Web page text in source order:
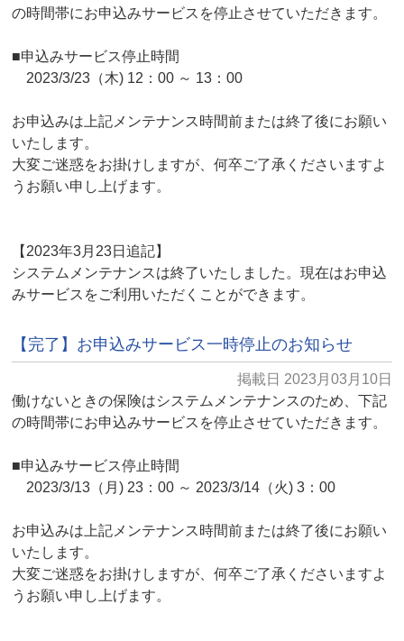
の時間帯にお申込みサービスを停止させていただきます。
■申込みサービス停止時間
2023/3/23（木) 12：00 ～ 13：00
お申込みは上記メンテナンス時間前または終了後にお願い
いたします。
大変ご迷惑をお掛けしますが、何卒ご了承くださいますよ
うお願い申し上げます。
【2023年3月23日追記】
システムメンテナンスは終了いたしました。現在はお申込
みサービスをご利用いただくことができます。
【完了】お申込みサービス一時停止のお知らせ
掲載日 2023月03月10日
働けないときの保険はシステムメンテナンスのため、下記
の時間帯にお申込みサービスを停止させていただきます。
■申込みサービス停止時間
2023/3/13（月) 23：00 ～ 2023/3/14（火) 3：00
お申込みは上記メンテナンス時間前または終了後にお願い
いたします。
大変ご迷惑をお掛けしますが、何卒ご了承くださいますよ
うお願い申し上げます。